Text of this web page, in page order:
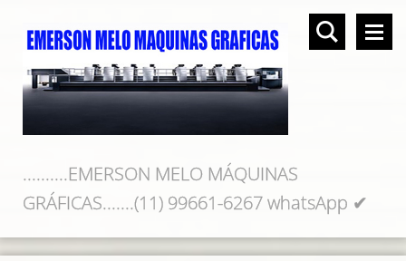
..........EMERSON MELO MÁQUINAS
GRÁFICAS.......(11) 99661-6267 whatsApp ✔
(11) 98219-1127